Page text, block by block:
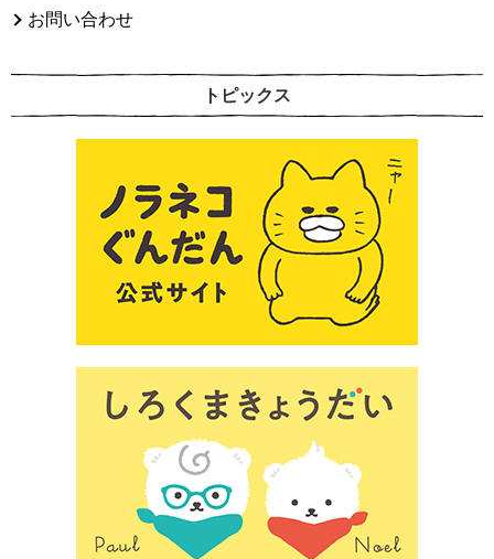
お問い合わせ
トピックス